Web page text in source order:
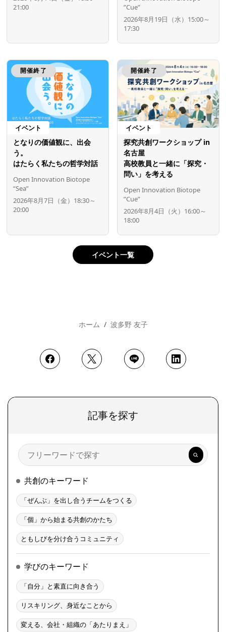
21:00
”Cue”
2026年8月19日（水）15:00～
17:30
開催終了
イベント
となりの価値観に、出会
う。
はたらく私たちの哲学対話
Open Innovation Biotope
“Sea”
2026年8月7日（金）18:30～
20:00
開催終了
イベント
探究共創ワークショップ in
名古屋
高校教員と一緒に「探究・
問い」を考える
Open Innovation Biotope
”Cue”
2026年8月4日（火）16:00～
18:00
イベント一覧
ホーム 波多野 友子
記事を探す
検
索
共創のキーワード
「ぜんぶ」を出し合うチームをつくる
「個」から始まる共創のかたち
ともしびを分け合うコミュニティ
学びのキーワード
「自分」と素直に向き合う
リスキリング、身近なことから
変える、会社・組織の「あたりまえ」